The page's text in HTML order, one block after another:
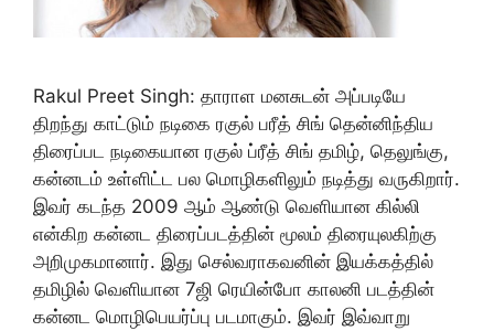
Rakul Preet Singh: தாராள மனசுடன் அப்படியே
திறந்து காட்டும் நடிகை ரகுல் பரீத் சிங் தென்னிந்திய
திரைப்பட நடிகையான ரகுல் ப்ரீத் சிங் தமிழ், தெலுங்கு,
கன்னடம் உள்ளிட்ட பல மொழிகளிலும் நடித்து வருகிறார்.
இவர் கடந்த 2009 ஆம் ஆண்டு வெளியான கில்லி
என்கிற கன்னட திரைப்படத்தின் மூலம் திரையுலகிற்கு
அறிமுகமானார். இது செல்வராகவனின் இயக்கத்தில்
தமிழில் வெளியான 7ஜி ரெயின்போ காலனி படத்தின்
கன்னட மொழிபெயர்ப்பு படமாகும். இவர் இவ்வாறு